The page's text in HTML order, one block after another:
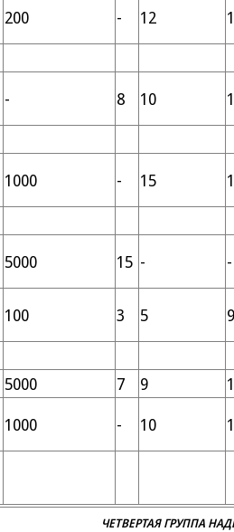
200 - 12
- 8 10
1000 - 15
5000 15 -
-
100 3 5
9
5000 7 9
1000 - 10
ЧЕТВЕРТАЯ ГРУППА